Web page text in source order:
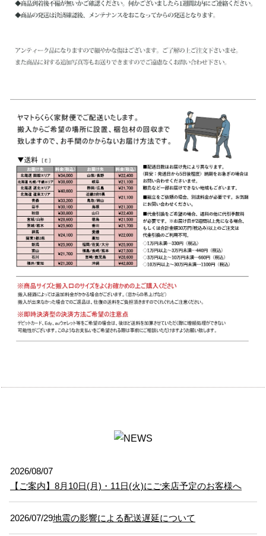
2026/08/07
【ご案内】8月10日(月)・11日(火)にご来店予定のお客様へ
2026/07/29地震の影響による配送遅延について